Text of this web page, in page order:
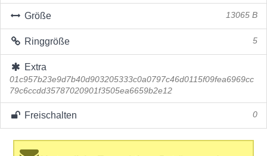
Größe 13065 B
Ringgröße 5
Extra
01c957b23e9d7b40d903205333c0a0797c46d0115f09fea6969cc
79c6ccdd35787020901f3505ea6659b2e12
Freischalten 0